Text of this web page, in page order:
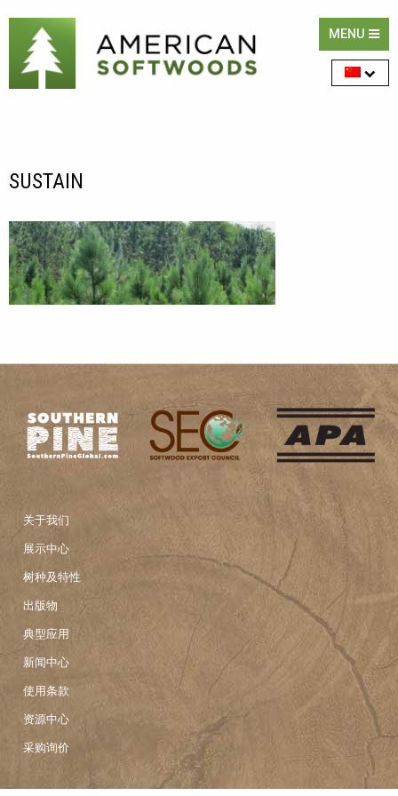
MENU
SUSTAIN
关于我们
展示中心
树种及特性
出版物
典型应用
新闻中心
使用条款
资源中心
采购询价